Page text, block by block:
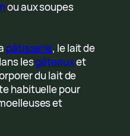
ou aux soupes
pâtisserie, le lait de
lesgâteauxet
du lait de
habituelle pour
et